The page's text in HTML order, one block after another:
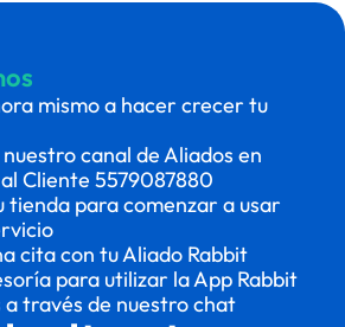
mismo a hacer crecer tu
canal de Aliados en
Cliente 5579087880
tienda para comenzar a usar
cita con tu Aliado Rabbit
para utilizar la App Rabbit
través de nuestro chat